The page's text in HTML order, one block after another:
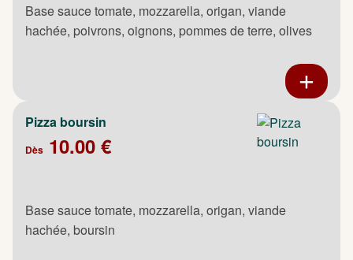
Base sauce tomate, mozzarella, origan, viande
hachée, poivrons, oignons, pommes de terre, olives
Pizza boursin
Dès 10.00 €
Base sauce tomate, mozzarella, origan, viande
hachée, boursin